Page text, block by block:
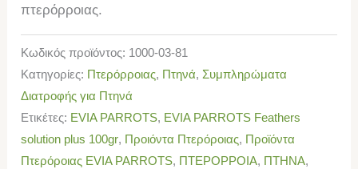
πτερόρροιας.
Κωδικός προϊόντος: 1000-03-81
Κατηγορίες: Πτερόρροιας, Πτηνά, Συμπληρώματα
Διατροφής για Πτηνά
Ετικέτες: EVIA PARROTS, EVIA PARROTS Feathers
solution plus 100gr, Προιόντα Πτερόροιας, Προϊόντα
Πτερόροιας EVIA PARROTS, ΠΤΕΡΟΡΡΟΙΑ, ΠΤΗΝΑ,